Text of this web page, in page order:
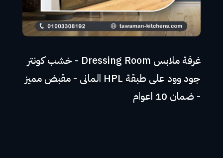
غرفة ملابس Dressing Room - خشب كونتر
جود وود على طبقة HPL المانى - مقبض مميز
- ضمان 10 اعوام